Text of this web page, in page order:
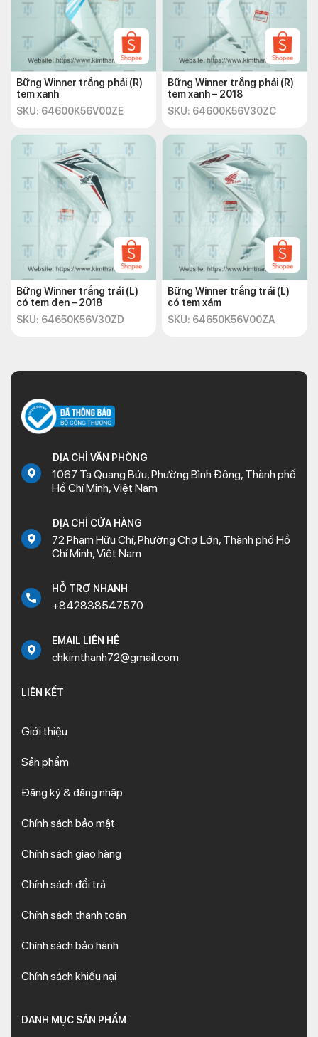
Bững Winner trắng phải (R)
tem xanh
SKU: 64600K56V00ZE
Bững Winner trắng phải (R)
tem xanh – 2018
SKU: 64600K56V30ZC
Bững Winner trắng trái (L)
có tem đen – 2018
SKU: 64650K56V30ZD
Bững Winner trắng trái (L)
có tem xám
SKU: 64650K56V00ZA
ĐỊA CHỈ VĂN PHÒNG
1067 Tạ Quang Bửu, Phường Bình Đông, Thành phố
Hồ Chí Minh, Việt Nam
ĐỊA CHỈ CỬA HÀNG
72 Phạm Hữu Chí, Phường Chợ Lớn, Thành phố Hồ
Chí Minh, Việt Nam
HỖ TRỢ NHANH
+842838547570
EMAIL LIÊN HỆ
chkimthanh72@gmail.com
LIÊN KẾT
Giới thiệu
Sản phẩm
Đăng ký & đăng nhập
Chính sách bảo mật
Chính sách giao hàng
Chính sách đổi trả
Chính sách thanh toán
Chính sách bảo hành
Chính sách khiếu nại
DANH MỤC SẢN PHẨM